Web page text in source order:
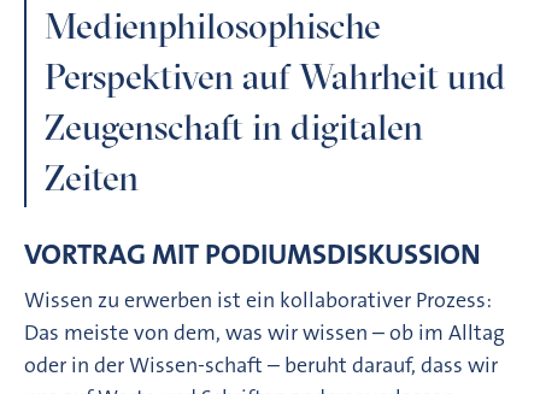
Medienphilosophische
Perspektiven auf Wahrheit und
Zeugenschaft in digitalen
Zeiten
VORTRAG MIT PODIUMSDISKUSSION
Wissen zu erwerben ist ein kollaborativer Prozess:
Das meiste von dem, was wir wissen – ob im Alltag
oder in der Wissen-schaft – beruht darauf, dass wir